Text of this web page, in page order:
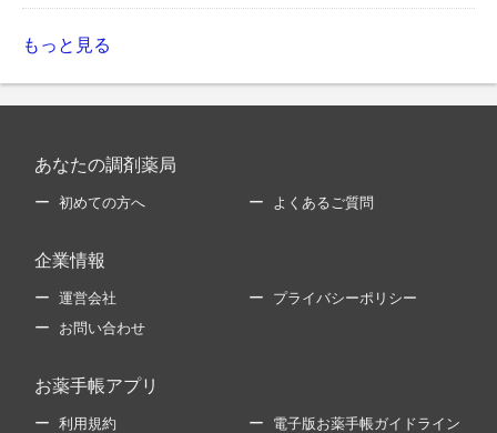
もっと見る
あなたの調剤薬局
初めての方へ よくあるご質問
企業情報
運営会社 プライバシーポリシー
お問い合わせ
お薬手帳アプリ
利用規約 電子版お薬手帳ガイドライン